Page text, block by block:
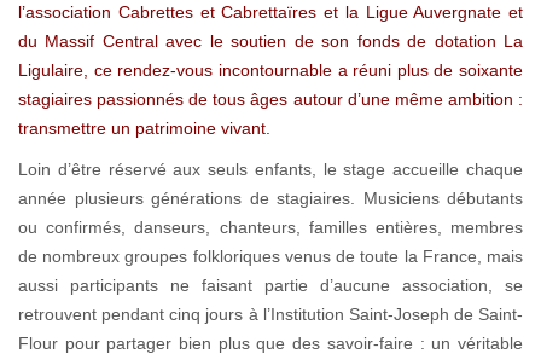
l’association Cabrettes et Cabrettaïres et la Ligue Auvergnate et
du Massif Central avec le soutien de son fonds de dotation La
Ligulaire, ce rendez-vous incontournable a réuni plus de soixante
stagiaires passionnés de tous âges autour d’une même ambition :
transmettre un patrimoine vivant.
Loin d’être réservé aux seuls enfants, le stage accueille chaque
année plusieurs générations de stagiaires. Musiciens débutants
ou confirmés, danseurs, chanteurs, familles entières, membres
de nombreux groupes folkloriques venus de toute la France, mais
aussi participants ne faisant partie d’aucune association, se
retrouvent pendant cinq jours à l’Institution Saint-Joseph de Saint-
Flour pour partager bien plus que des savoir-faire : un véritable